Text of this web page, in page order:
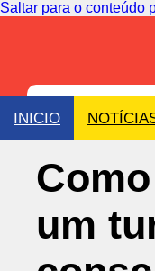
Saltar para o conteúdo
INICIO
um